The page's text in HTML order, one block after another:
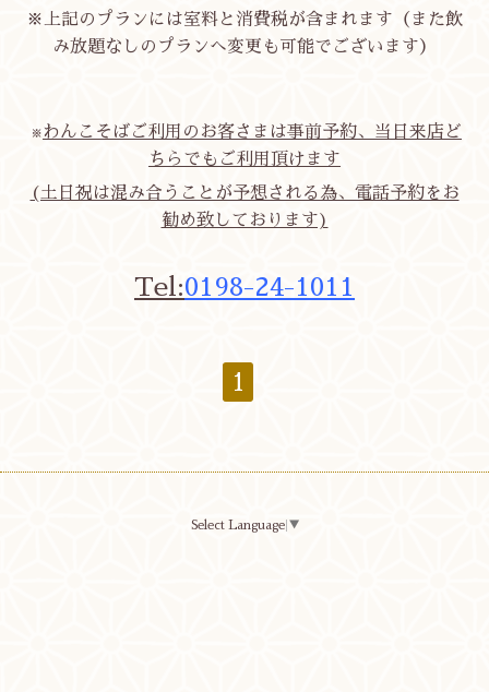
※上記のプランには室料と消費税が含まれます（また飲
み放題なしのプランへ変更も可能でございます）
※わんこそばご利用のお客さまは事前予約、当日来店ど
ちらでもご利用頂けます
(土日祝は混み合うことが予想される為、電話予約をお
勧め致しております)
Tel:0198-24-1011
1
Select Language ▼